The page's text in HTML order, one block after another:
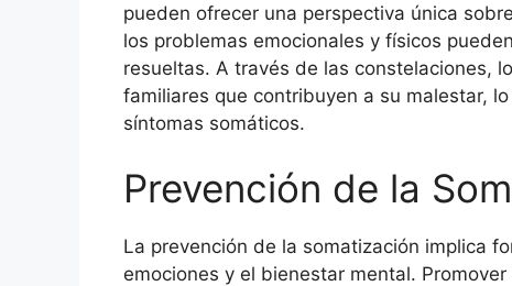
pueden ofrecer una perspectiva única
los problemas emocionales y físicos
resueltas. A través de las constelaciones,
familiares que contribuyen a su malestar,
síntomas somáticos.
Prevención de la
La prevención de la somatización implica
emociones y el bienestar mental.